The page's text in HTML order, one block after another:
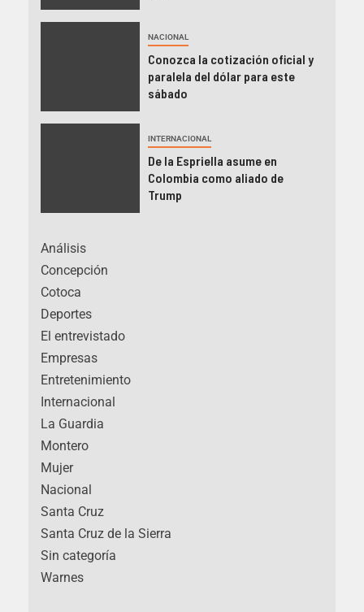
NACIONAL
Conozca la cotización oficial y
paralela del dólar para este
sábado
INTERNACIONAL
De la Espriella asume en
Colombia como aliado de
Trump
Análisis
Concepción
Cotoca
Deportes
El entrevistado
Empresas
Entretenimiento
Internacional
La Guardia
Montero
Mujer
Nacional
Santa Cruz
Santa Cruz de la Sierra
Sin categoría
Warnes